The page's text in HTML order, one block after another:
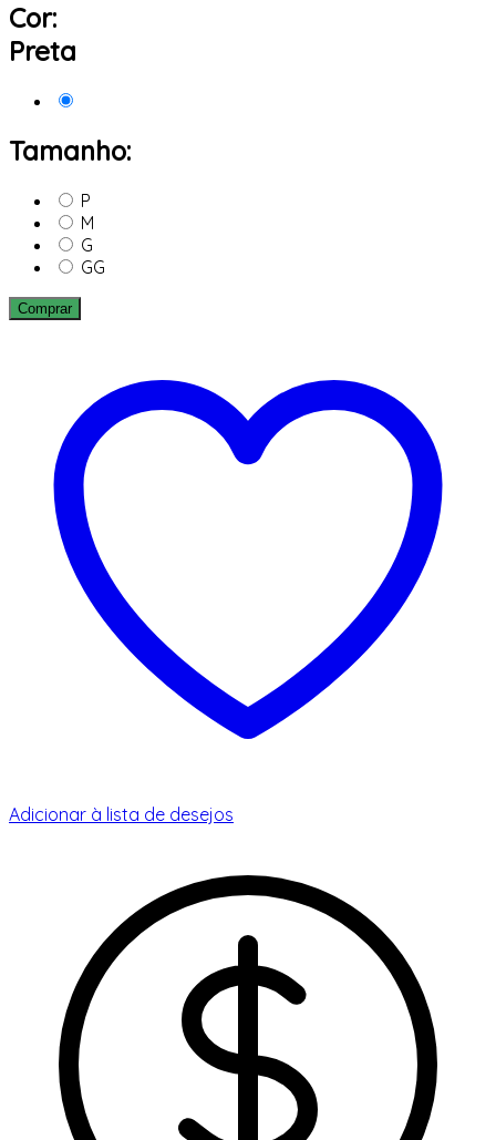
Cor:
Preta
Tamanho:
P
M
G
GG
Comprar
Adicionar à lista de desejos